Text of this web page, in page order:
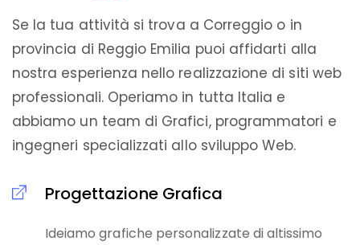
Se la tua attività si trova a Correggio o in
provincia di Reggio Emilia puoi affidarti alla
nostra esperienza nello realizzazione di siti web
professionali. Operiamo in tutta Italia e
abbiamo un team di Grafici, programmatori e
ingegneri specializzati allo sviluppo Web.
Progettazione Grafica
Ideiamo grafiche personalizzate di altissimo